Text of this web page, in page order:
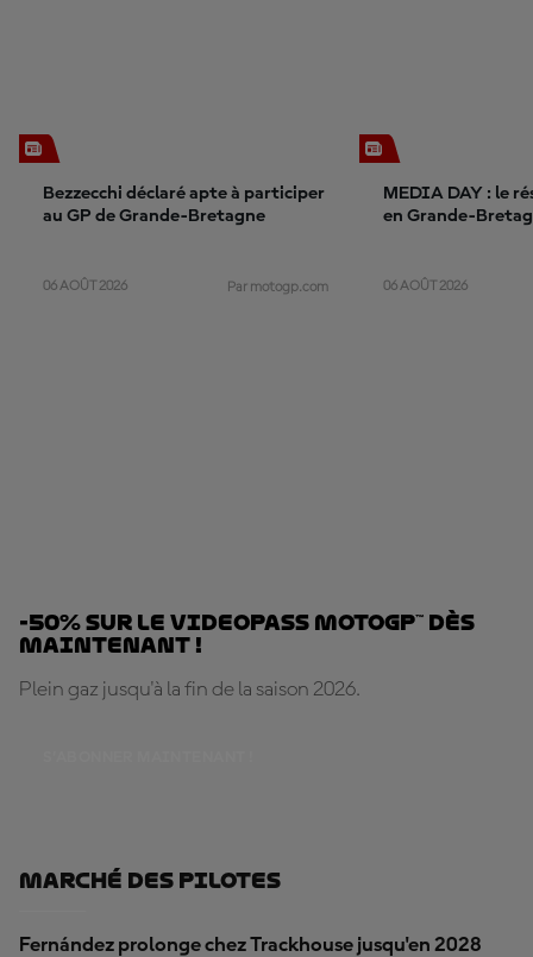
Bezzecchi déclaré apte à participer
au GP de Grande-Bretagne
06 AOÛT 2026 Par motogp.com
MEDIA DAY : le
en Grande-
06 AOÛT 2026
-50% sur le VideoPass MotoGP™ dès
maintenant !
Plein gaz jusqu'à la fin de la saison 2026.
Marché Des Pilotes
Fernández prolonge chez Trackhouse jusqu'en 2028